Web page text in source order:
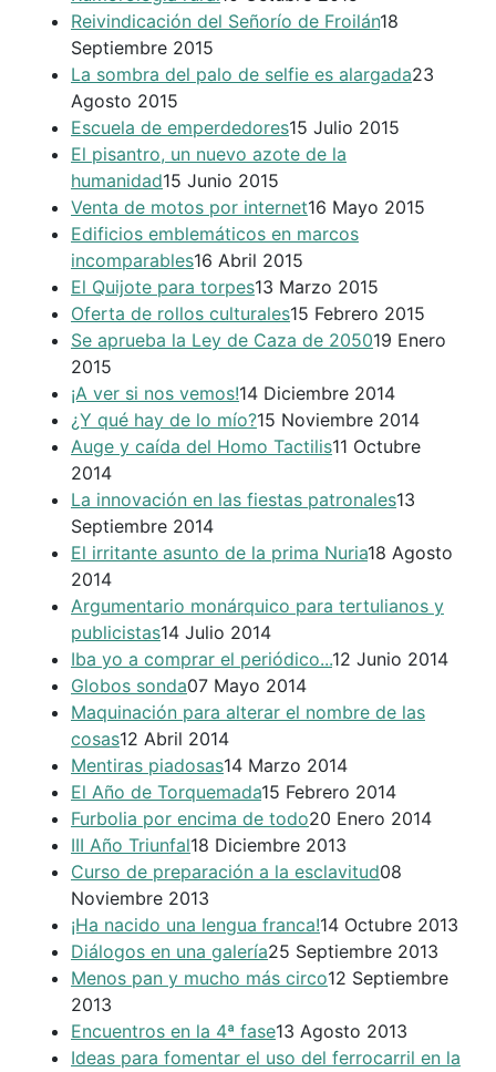
Reivindicación del Señorío de Froilán18
Septiembre 2015
La sombra del palo de selfie es alargada23
Agosto 2015
Escuela de emperdedores15 Julio 2015
El pisantro, un nuevo azote de la
humanidad15 Junio 2015
Venta de motos por internet16 Mayo 2015
Edificios emblemáticos en marcos
incomparables16 Abril 2015
El Quijote para torpes13 Marzo 2015
Oferta de rollos culturales15 Febrero 2015
Se aprueba la Ley de Caza de 205019 Enero
2015
¡A ver si nos vemos!14 Diciembre 2014
¿Y qué hay de lo mío?15 Noviembre 2014
Auge y caída del Homo Tactilis11 Octubre
2014
La innovación en las fiestas patronales13
Septiembre 2014
El irritante asunto de la prima Nuria18 Agosto
2014
Argumentario monárquico para tertulianos y
publicistas14 Julio 2014
Iba yo a comprar el periódico...12 Junio 2014
Globos sonda07 Mayo 2014
Maquinación para alterar el nombre de las
cosas12 Abril 2014
Mentiras piadosas14 Marzo 2014
El Año de Torquemada15 Febrero 2014
Furbolia por encima de todo20 Enero 2014
III Año Triunfal18 Diciembre 2013
Curso de preparación a la esclavitud08
Noviembre 2013
¡Ha nacido una lengua franca!14 Octubre 2013
Diálogos en una galería25 Septiembre 2013
Menos pan y mucho más circo12 Septiembre
2013
Encuentros en la 4ª fase13 Agosto 2013
Ideas para fomentar el uso del ferrocarril en la